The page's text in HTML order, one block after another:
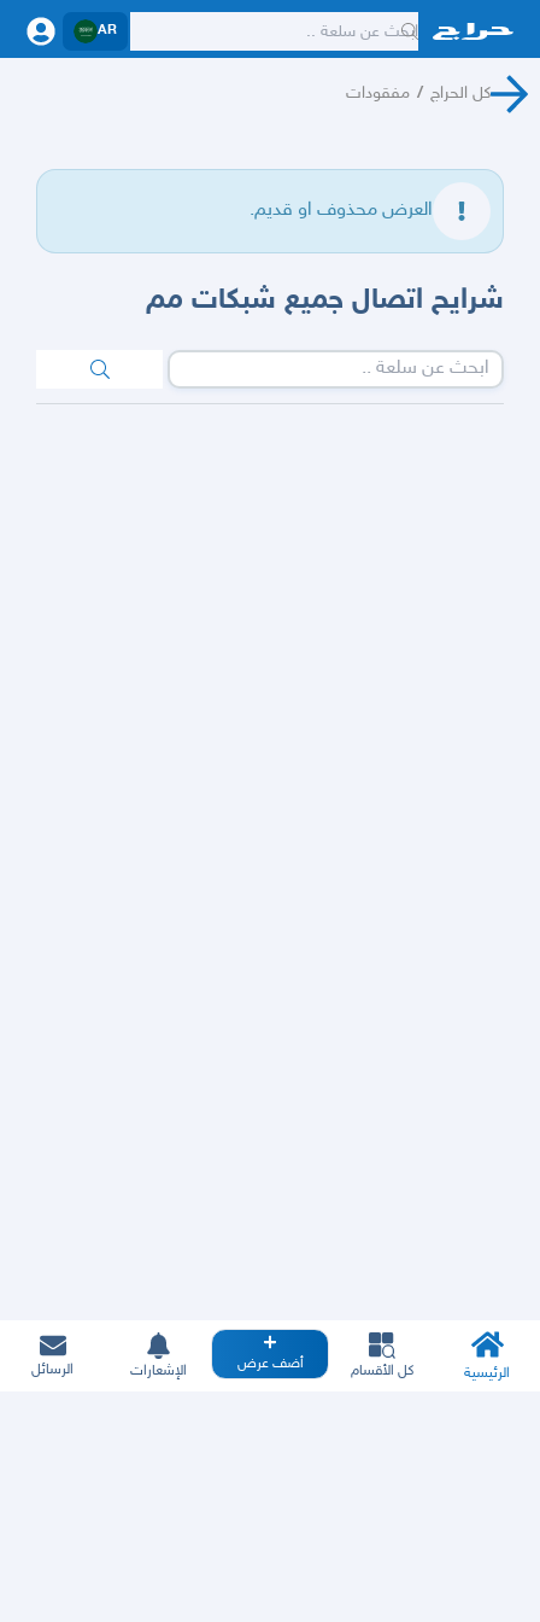
AR
كل الحراج / مفقودات
العرض محذوف او قديم.
شرايح اتصال جميع شبكات مم
الرئيسية كل الأقسام أضف عرض الإشعارات الرسائل